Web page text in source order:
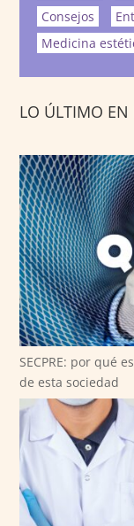
Consejos
Medicina
LO ÚLTIMO EN
SECPRE: por qué
de esta sociedad